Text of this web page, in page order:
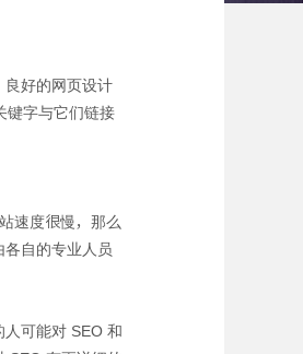
良好的网页设计
键字与它们链接
速度很慢，那么
自的专业人员
可能对 SEO 和